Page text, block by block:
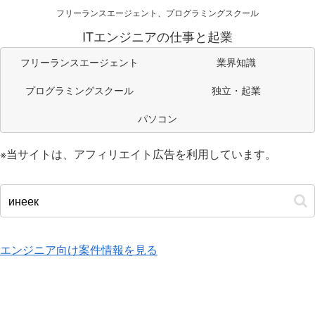
フリーランスエージェント、プログラミングスクール
ITエンジニアの仕事と起業
フリーランスエージェント
業界知識
プログラミングスクール
独立・起業
パソコン
※当サイトは、アフィリエイト広告を利用しています。
エンジニア向け案件情報を見る